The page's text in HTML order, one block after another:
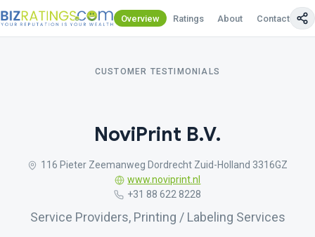
Overview Ratings About Contact Us
CUSTOMER TESTIMONIALS
NoviPrint B.V.
116 Pieter Zeemanweg Dordrecht Zuid-Holland 3316GZ
www.noviprint.nl
+31 88 622 8228
Service Providers, Printing / Labeling Services